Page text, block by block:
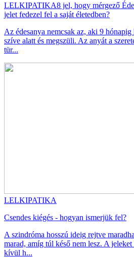
LELKIPATIKA8 jel, hogy mérgező
jelet fedezel fel a saját életedben?
Az édesanya nemcsak az, aki 9
szíve alatt és megszüli. Az anyát a
tür...
LELKIPATIKA
Csendes kiégés - hogyan ismerjük fel?
A szindróma hosszú ideig rejtve
marad, amíg túl késő nem lesz. A
kívül h...